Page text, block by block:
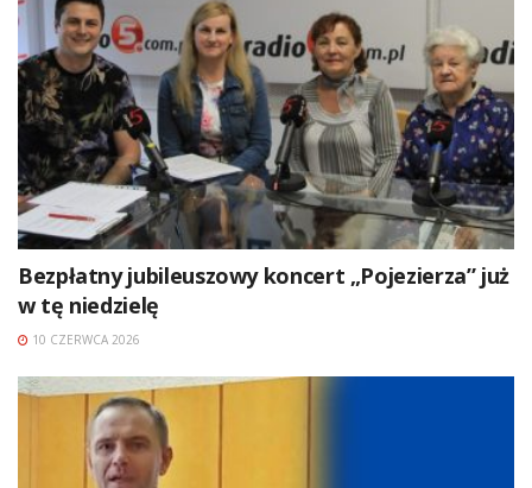
Bezpłatny jubileuszowy koncert „Pojezierza” już
w tę niedzielę
10 CZERWCA 2026